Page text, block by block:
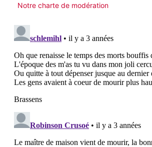
Notre charte de modération